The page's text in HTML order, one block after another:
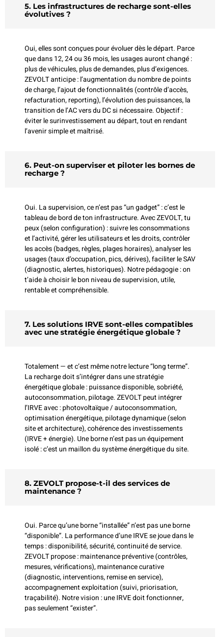
5. Les infrastructures de recharge sont-elles
évolutives ?
Oui, elles sont conçues pour évoluer dès le départ. Parce
que dans 12, 24 ou 36 mois, les usages auront changé :
plus de véhicules, plus de demandes, plus d’exigences.
ZEVOLT anticipe : l’augmentation du nombre de points
de charge, l’ajout de fonctionnalités (contrôle d’accès,
refacturation, reporting), l’évolution des puissances, la
transition de l’AC vers du DC si nécessaire. Objectif :
éviter le surinvestissement au départ, tout en rendant
l’avenir simple et maîtrisé.
6. Peut-on superviser et piloter les bornes de
recharge ?
Oui. La supervision, ce n’est pas “un gadget” : c’est le
tableau de bord de ton infrastructure. Avec ZEVOLT, tu
peux (selon configuration) : suivre les consommations
et l’activité, gérer les utilisateurs et les droits, contrôler
les accès (badges, règles, plages horaires), analyser les
usages (taux d’occupation, pics, dérives), faciliter le SAV
(diagnostic, alertes, historiques). Notre pédagogie : on
t’aide à choisir le bon niveau de supervision, utile,
rentable et compréhensible.
7. Les solutions IRVE sont-elles compatibles
avec une stratégie énergétique globale ?
Totalement — et c’est même notre lecture “long terme”.
La recharge doit s’intégrer dans une stratégie
énergétique globale : puissance disponible, sobriété,
autoconsommation, pilotage. ZEVOLT peut intégrer
l’IRVE avec : photovoltaïque / autoconsommation,
optimisation énergétique, pilotage dynamique (selon
site et architecture), cohérence des investissements
(IRVE + énergie). Une borne n’est pas un équipement
isolé : c’est un maillon du système énergétique du site.
8. ZEVOLT propose-t-il des services de
maintenance ?
Oui. Parce qu’une borne “installée” n’est pas une borne
“disponible”. La performance d’une IRVE se joue dans le
temps : disponibilité, sécurité, continuité de service.
ZEVOLT propose : maintenance préventive (contrôles,
mesures, vérifications), maintenance curative
(diagnostic, interventions, remise en service),
accompagnement exploitation (suivi, priorisation,
traçabilité). Notre vision : une IRVE doit fonctionner,
pas seulement “exister”.